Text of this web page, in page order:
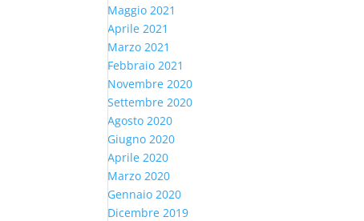
Maggio 2021
Aprile 2021
Marzo 2021
Febbraio 2021
Novembre 2020
Settembre 2020
Agosto 2020
Giugno 2020
Aprile 2020
Marzo 2020
Gennaio 2020
Dicembre 2019